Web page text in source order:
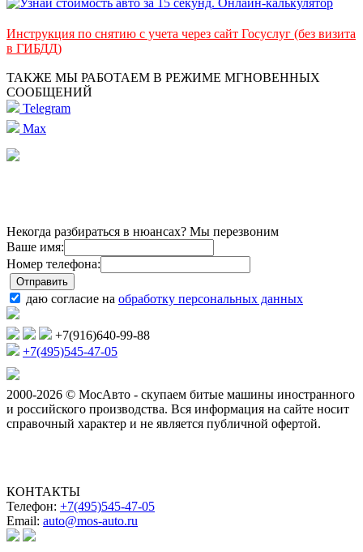
Инструкция по снятию с учета через сайт Госуслуг (без визита
в ГИБДД)
ТАКЖЕ МЫ РАБОТАЕМ В РЕЖИМЕ МГНОВЕННЫХ
СООБЩЕНИЙ
Telegram
Max
Некогда разбираться в нюансах? Мы перезвоним
Ваше имя:
Номер телефона:
даю согласие на обработку персональных данных
+7(916)640-99-88
+7(495)545-47-05
2000-2026 © МосАвто - скупаем битые машины иностранного
и российского производства. Вся информация на сайте носит
справочный характер и не является публичной офертой.
КОНТАКТЫ
Телефон: +7(495)545-47-05
Email: auto@mos-auto.ru